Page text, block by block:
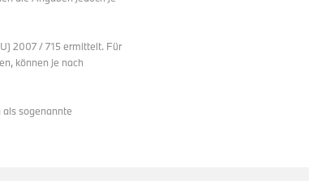
g/km
2007 / 715 ermittelt. Für
können je nach
sogenannte